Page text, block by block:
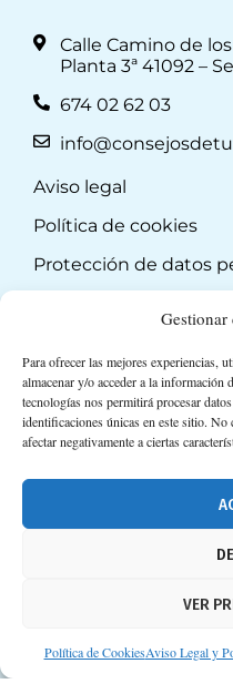
Gestionar
Para ofrecer las mejores experiencias,
almacenar y/o acceder a la
tecnologías nos permitirá procesar
identificaciones únicas en este sitio.
afectar negativamente a ciertas
VER
Política de CookiesAviso Legal y
Calle Camino de
Planta 3ª 41092 –
674 02 62 03
Aviso legal
Política de cookies
Protección de datos